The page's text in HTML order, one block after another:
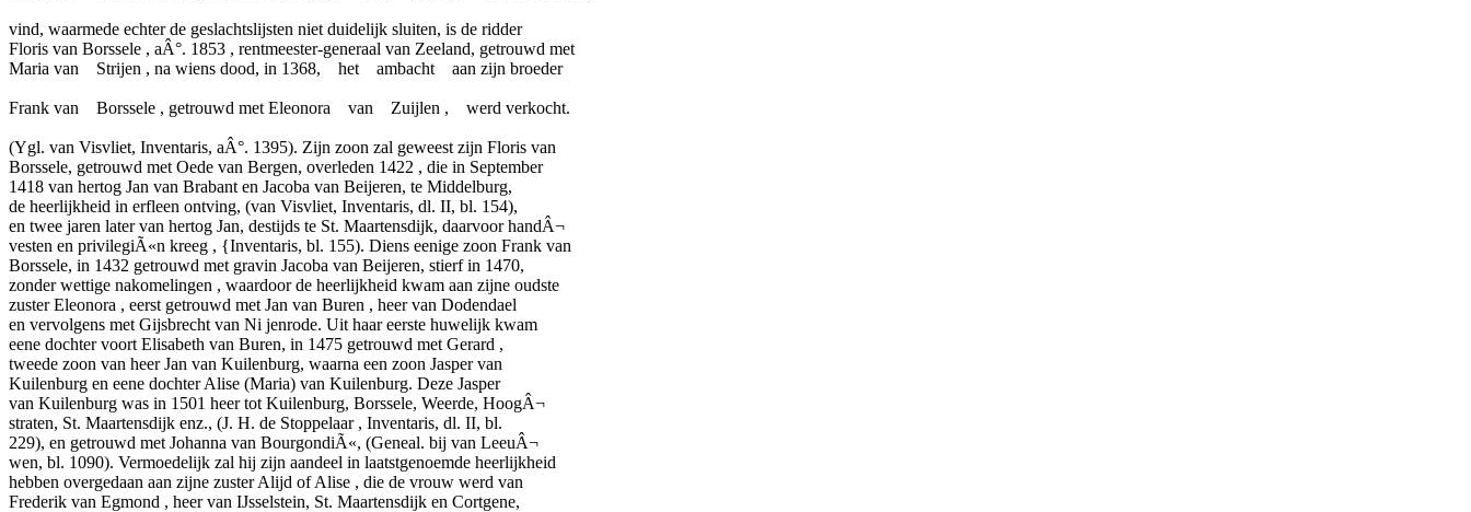
vind, waarmede echter de geslachtslijsten niet duidelijk sluiten, is de ridder
Floris van Borssele , aÂ°. 1853 , rentmeester-generaal van Zeeland, getrouwd met
Maria van Strijen , na wiens dood, in 1368, het ambacht aan zijn broeder
Frank van Borssele , getrouwd met Eleonora van Zuijlen , werd verkocht.
(Ygl. van Visvliet, Inventaris, aÂ°. 1395). Zijn zoon zal geweest zijn Floris van
Borssele, getrouwd met Oede van Bergen, overleden 1422 , die in September
1418 van hertog Jan van Brabant en Jacoba van Beijeren, te Middelburg,
de heerlijkheid in erfleen ontving, (van Visvliet, Inventaris, dl. II, bl. 154),
en twee jaren later van hertog Jan, destijds te St. Maartensdijk, daarvoor handÂ¬
vesten en privilegiÃ«n kreeg , {Inventaris, bl. 155). Diens eenige zoon Frank van
Borssele, in 1432 getrouwd met gravin Jacoba van Beijeren, stierf in 1470,
zonder wettige nakomelingen , waardoor de heerlijkheid kwam aan zijne oudste
zuster Eleonora , eerst getrouwd met Jan van Buren , heer van Dodendael
en vervolgens met Gijsbrecht van Ni jenrode. Uit haar eerste huwelijk kwam
eene dochter voort Elisabeth van Buren, in 1475 getrouwd met Gerard ,
tweede zoon van heer Jan van Kuilenburg, waarna een zoon Jasper van
Kuilenburg en eene dochter Alise (Maria) van Kuilenburg. Deze Jasper
van Kuilenburg was in 1501 heer tot Kuilenburg, Borssele, Weerde, HoogÂ¬
straten, St. Maartensdijk enz., (J. H. de Stoppelaar , Inventaris, dl. II, bl.
229), en getrouwd met Johanna van BourgondiÃ«, (Geneal. bij van LeeuÂ¬
wen, bl. 1090). Vermoedelijk zal hij zijn aandeel in laatstgenoemde heerlijkheid
hebben overgedaan aan zijne zuster Alijd of Alise , die de vrouw werd van
Frederik van Egmond , heer van IJsselstein, St. Maartensdijk en Cortgene,